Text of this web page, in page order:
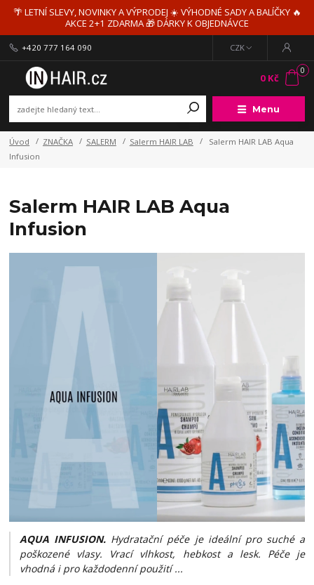
🌴 LETNÍ SLEVY, NOVINKY A VÝPRODEJ ☀️ VÝHODNÉ SADY A BALÍČKY 🔥
AKCE 2+1 ZDARMA 🎁 DÁRKY K OBJEDNÁVCE
Menu
CZK
+420 777 164 090
0
0 Kč
Úvod ZNAČKA SALERM Salerm HAIR LAB
Salerm HAIR LAB Aqua
Infusion
Salerm HAIR LAB Aqua
Infusion
AQUA INFUSION. Hydratační péče je ideální pro suché a
poškozené vlasy. Vrací vlhkost, hebkost a lesk. Péče je
vhodná i pro každodenní použití ...